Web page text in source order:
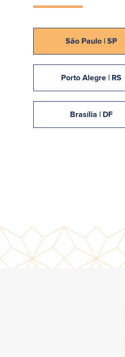
São Paulo | SP
Porto Alegre | RS
Brasília | DF